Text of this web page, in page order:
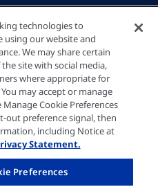
technologies to
using our website and
We may share certain
site with social media,
where appropriate for
may accept or manage
Cookie Preferences
out preference signal, then
including Notice at
Statement.
Preferences